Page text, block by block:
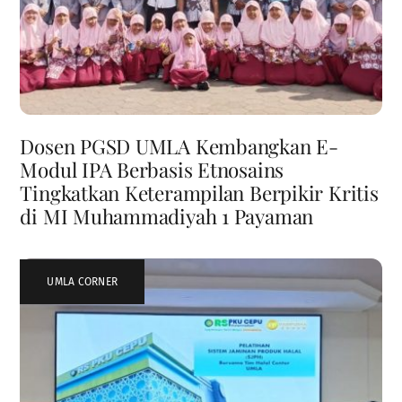
Dosen PGSD UMLA Kembangkan E-
Modul IPA Berbasis Etnosains
Tingkatkan Keterampilan Berpikir Kritis
di MI Muhammadiyah 1 Payaman
UMLA CORNER